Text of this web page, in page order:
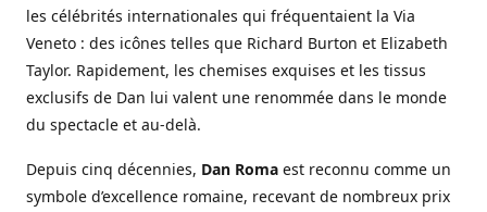
les célébrités internationales qui fréquentaient la Via
Veneto : des icônes telles que Richard Burton et Elizabeth
Taylor. Rapidement, les chemises exquises et les tissus
exclusifs de Dan lui valent une renommée dans le monde
du spectacle et au-delà.
Depuis cinq décennies, Dan Roma est reconnu comme un
symbole d’excellence romaine, recevant de nombreux prix